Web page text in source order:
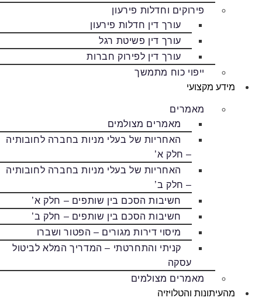
פירוקים וחדלות פירעון
עורך דין חדלות פירעון
עורך דין פשיטת רגל
עורך דין לפירוק חברות
ייפוי כוח מתמשך
מידע מקצועי
מאמרים
מאמרים מצולמים
האחריות של בעלי מניות בחברה לחובותיה
– חלק א’
האחריות של בעלי מניות בחברה לחובותיה
– חלק ב’
חשיבות הסכם בין שותפים – חלק א’
חשיבות הסכם בין שותפים – חלק ב’
מיסוי דירות מגורים – הפטור ושברו
קניתי והתחרטתי – המדריך המלא לביטול
עסקה
מאמרים מצולמים
מהעיתונות והטלויזיה